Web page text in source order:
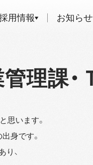
用情報 お知らせ
理課・
思います。
身です。
、